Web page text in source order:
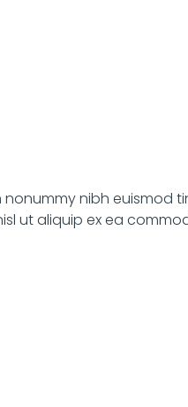
nibh
ut aliquip ex ea